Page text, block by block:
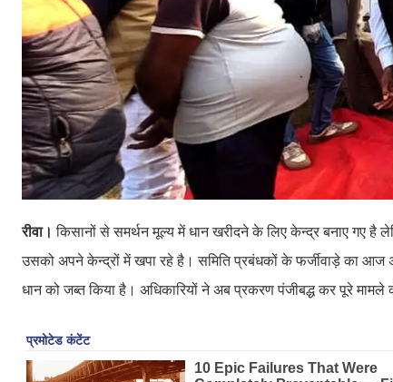
रीवा।किसानों से समर्थन मूल्य में धान खरीदने के लिए केन्द्र बनाए गए है
उसको अपने केन्द्रों में खपा रहे है। समिति प्रबंधकों के फर्जीवाड़े का आज
धान को जब्त किया है। अधिकारियों ने अब प्रकरण पंजीबद्ध कर पूरे मामले